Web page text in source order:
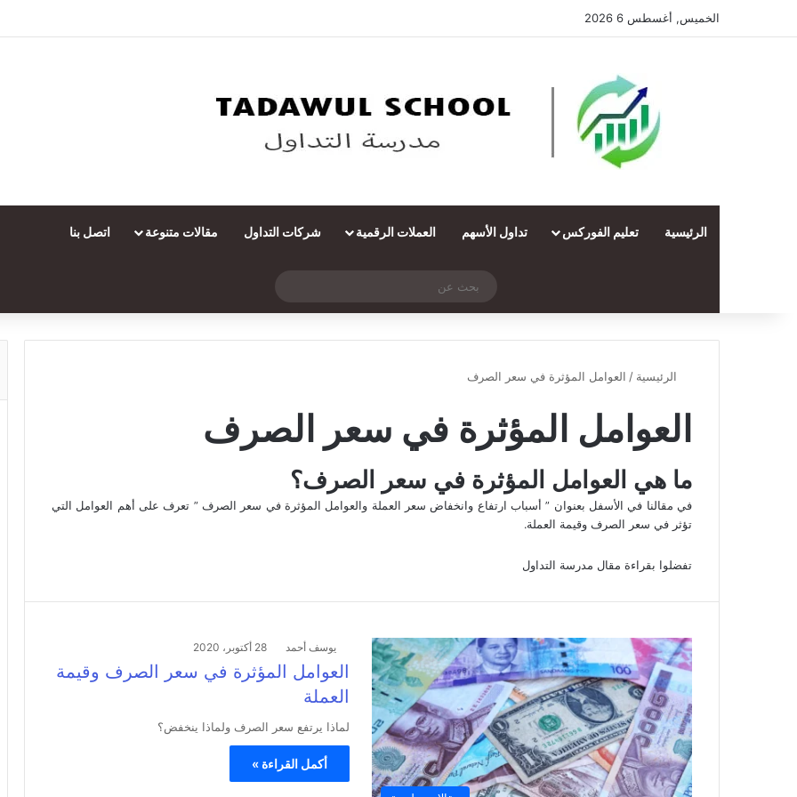
الخميس, أغسطس 6 2026
الرئيسية تعليم الفوركس تداول الأسهم العملات الرقمية شركات التداول مقالات متنوعة اتصل بنا
تسجيل الدخول
مقال عشوائي
عن
الرئيسية / العوامل المؤثرة في سعر الصرف
العوامل المؤثرة في سعر الصرف
ما هي العوامل المؤثرة في سعر الصرف؟
في مقالنا في الأسفل بعنوان ” أسباب ارتفاع وانخفاض سعر العملة والعوامل المؤثرة في سعر الصرف ” تعرف على أهم العوامل التي
تؤثر في سعر الصرف وقيمة العملة.
تفضلوا بقراءة مقال مدرسة التداول
يوسف أحمد 28 أكتوبر، 2020
العوامل المؤثرة في سعر الصرف وقيمة
العملة
لماذا يرتفع سعر الصرف ولماذا ينخفض؟
أكمل القراءة »